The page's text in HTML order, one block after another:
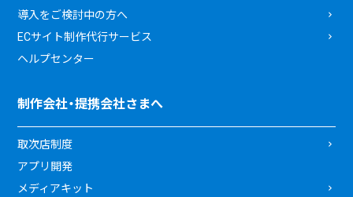
導入をご検討中の方へ
ECサイト制作代行サービス
ヘルプセンター
制作会社・提携会社さまへ
取次店制度
アプリ開発
メディアキット